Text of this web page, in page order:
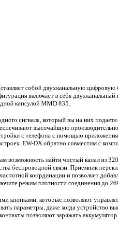
собой двухканальную
включает в себя двухканальный
капсулой MMD 835.
сигнала, который вы на них
высочайшую
с телефона с помощью
EW-DX обратно совместим с
возможность найти чистый канал из
беспроводной связи. Приемник
координации и позволяет
режим плотности соединения до
кнопками, которые позволяют
параметры, даже когда устройство
позволяют заряжать